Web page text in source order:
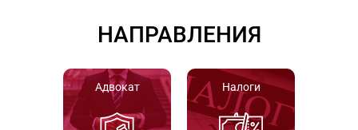
НАПРАВЛЕНИЯ
Адвокат Налоги